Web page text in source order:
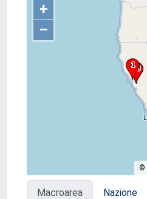
+
–
©
Macroarea Nazione